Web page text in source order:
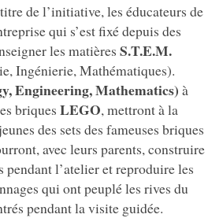
de l’initiative, les éducateurs de
qui s’est fixé depuis des
les matières S.T.E.M.
Ingénierie, Mathématiques).
Engineering, Mathematics) à
briques LEGO, mettront à la
des sets des fameuses briques
avec leurs parents, construire
pendant l’atelier et reproduire les
qui ont peuplé les rives du
pendant la visite guidée.